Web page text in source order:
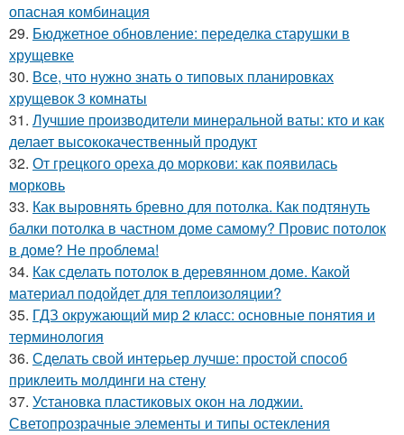
опасная комбинация
29. Бюджетное обновление: переделка старушки в
хрущевке
30. Все, что нужно знать о типовых планировках
хрущевок 3 комнаты
31. Лучшие производители минеральной ваты: кто и как
делает высококачественный продукт
32. От грецкого ореха до моркови: как появилась
морковь
33. Как выровнять бревно для потолка. Как подтянуть
балки потолка в частном доме самому? Провис потолок
в доме? Не проблема!
34. Как сделать потолок в деревянном доме. Какой
материал подойдет для теплоизоляции?
35. ГДЗ окружающий мир 2 класс: основные понятия и
терминология
36. Сделать свой интерьер лучше: простой способ
приклеить молдинги на стену
37. Установка пластиковых окон на лоджии.
Светопрозрачные элементы и типы остекления